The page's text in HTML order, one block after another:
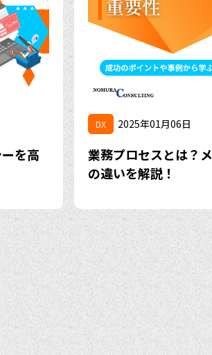
を高
DX 2025年01月06日
業務プロセスとは？
の違いを解説！